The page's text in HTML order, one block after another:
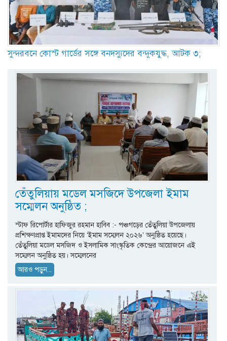
সুন্দরবনে কোস্ট গার্ডের সঙ্গে বনদস্যুদের বন্দুকযুদ্ধ, আটক ৩;
তেঁতুলিয়ায় মডেল মসজিদে উপজেলা ইমাম
সম্মেলন অনুষ্ঠিত ;
স্টাফ রিপোর্টার হাফিজুর রহমান হাবিব :- পঞ্চগড়ের তেঁতুলিয়া উপজেলায়
প্রশিক্ষণপ্রাপ্ত ইমামদের নিয়ে ‘ইমাম সম্মেলন ২০২৬’ অনুষ্ঠিত হয়েছে।
তেঁতুলিয়া মডেল মসজিদ ও ইসলামিক সাংস্কৃতিক কেন্দ্রের আয়োজনে এই
সম্মেলন অনুষ্ঠিত হয়। ​সম্মেলনের
আরও পড়ুন...